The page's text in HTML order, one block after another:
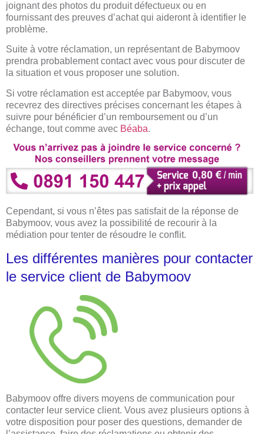
joignant des photos du produit défectueux ou en
fournissant des preuves d’achat qui aideront à identifier le
problème.
Suite à votre réclamation, un représentant de Babymoov
prendra probablement contact avec vous pour discuter de
la situation et vous proposer une solution.
Si votre réclamation est acceptée par Babymoov, vous
recevrez des directives précises concernant les étapes à
suivre pour bénéficier d’un remboursement ou d’un
échange, tout comme avec Béaba.
Cependant, si vous n’êtes pas satisfait de la réponse de
Babymoov, vous avez la possibilité de recourir à la
médiation pour tenter de résoudre le conflit.
Les différentes manières pour contacter
le service client de Babymoov
Babymoov offre divers moyens de communication pour
contacter leur service client. Vous avez plusieurs options à
votre disposition pour poser des questions, demander de